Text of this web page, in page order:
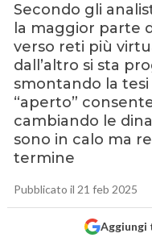
Secondo gli
la maggior parte
verso reti più
dall’altro si sta
smontando la
“aperto”
cambiando le
sono in calo ma
termine
Pubblicato il 21 feb 2025
Aggiungi